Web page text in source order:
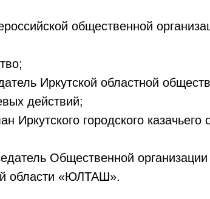
общественной
Иркутской областной
действий;
Иркутского городского казачьего
Общественной
области «ЮЛТАШ».